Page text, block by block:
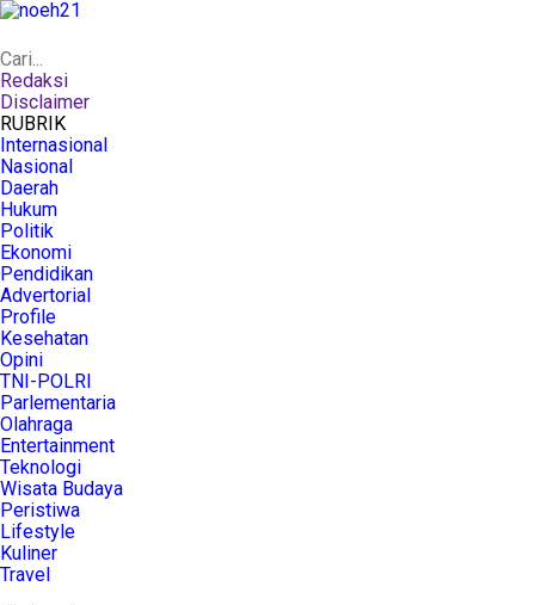
Redaksi
Disclaimer
RUBRIK
Internasional
Nasional
Daerah
Hukum
Politik
Ekonomi
Pendidikan
Advertorial
Profile
Kesehatan
Opini
TNI-POLRI
Parlementaria
Olahraga
Entertainment
Teknologi
Wisata Budaya
Peristiwa
Lifestyle
Kuliner
Travel